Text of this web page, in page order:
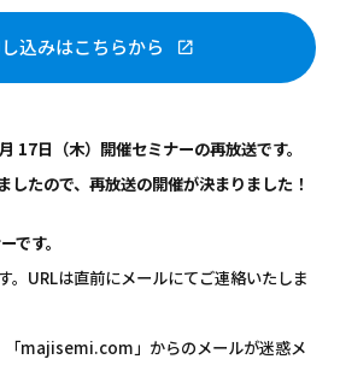
込みはこちらから
17日（木）開催セミナーの再放送です。
したので、再放送の開催が決まりました！
です。
URLは直前にメールにてご連絡いたしま
majisemi.com」からのメールが迷惑メ